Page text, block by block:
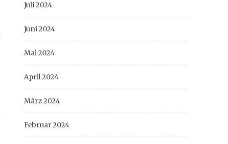
Juli 2024
Juni 2024
Mai 2024
April 2024
März 2024
Februar 2024